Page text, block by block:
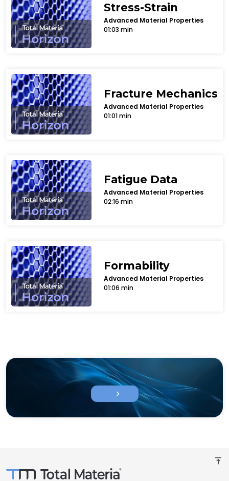
Stress-Strain
Advanced Material Properties
01:03 min
Fracture Mechanics
Advanced Material Properties
01:01 min
Fatigue Data
Advanced Material Properties
02:16 min
Formability
Advanced Material Properties
01:06 min
chevron_right
vertical_align_top